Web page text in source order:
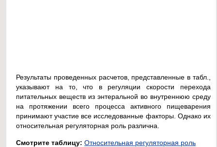
Результаты проведенных расчетов, представленные в табл.,
указывают на то, что в регуляции скорости перехода
питательных веществ из энтеральной во внутреннюю среду
на протяжении всего процесса активного пищеварения
принимают участие все исследованные факторы. Однако их
относительная регуляторная роль различна.
Смотрите таблицу: Относительная регуляторная роль